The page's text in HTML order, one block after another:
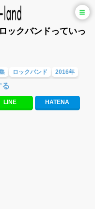
ックバンドっていっ
ロックバンド 2016年
疾走感 アップテンポ
る
LINE HATENA